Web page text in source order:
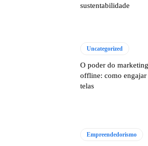
sustentabilidade
Uncategorized
O poder do
offline: como engajar
telas
Empreendedorismo